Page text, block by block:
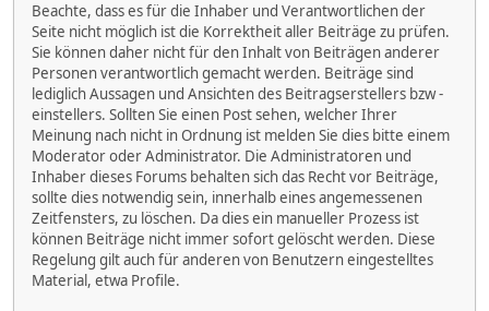
Beachte, dass es für die Inhaber und Verantwortlichen der
Seite nicht möglich ist die Korrektheit aller Beiträge zu prüfen.
Sie können daher nicht für den Inhalt von Beiträgen anderer
Personen verantwortlich gemacht werden. Beiträge sind
lediglich Aussagen und Ansichten des Beitragserstellers bzw -
einstellers. Sollten Sie einen Post sehen, welcher Ihrer
Meinung nach nicht in Ordnung ist melden Sie dies bitte einem
Moderator oder Administrator. Die Administratoren und
Inhaber dieses Forums behalten sich das Recht vor Beiträge,
sollte dies notwendig sein, innerhalb eines angemessenen
Zeitfensters, zu löschen. Da dies ein manueller Prozess ist
können Beiträge nicht immer sofort gelöscht werden. Diese
Regelung gilt auch für anderen von Benutzern eingestelltes
Material, etwa Profile.